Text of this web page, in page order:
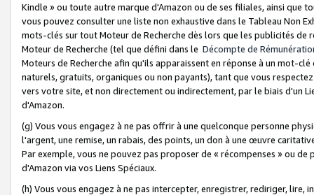
Kindle » ou toute autre marque d'Amazon ou de ses filiales, ainsi que
vous pouvez consulter une liste non exhaustive dans le Tableau Non
mots-clés sur tout Moteur de Recherche dès lors que les publicités de
Moteur de Recherche (tel que défini dans le Décompte de
Moteurs de Recherche afin qu'ils apparaissent en réponse à un mot-
naturels, gratuits, organiques ou non payants), tant que vous
vers votre site, et non directement ou indirectement, par le biais d'un
d'Amazon.
(g) Vous vous engagez à ne pas offrir à une quelconque personne
l'argent, une remise, un rabais, des points, un don à une œuvre
Par exemple, vous ne pouvez pas proposer de « récompenses » ou
d'Amazon via vos Liens Spéciaux.
(h) Vous vous engagez à ne pas intercepter, enregistrer, rediriger,